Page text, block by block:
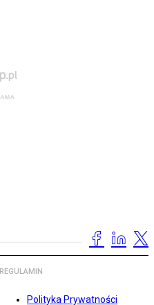
REGULAMIN
Polityka Prywatności